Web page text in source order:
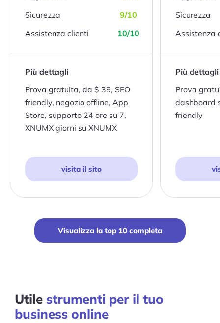
Sicurezza
9/10
Assistenza clienti
10/10
Più dettagli
Prova gratuita, da $ 39, SEO
friendly, negozio offline, App
Store, supporto 24 ore su 7,
XNUMX giorni su XNUMX
visita il sito
Sicurezza
Assistenza
Più dettagli
Prova
dashboard
friendly
Visualizza la top 10 completa
Utile strumenti per il tuo
business online